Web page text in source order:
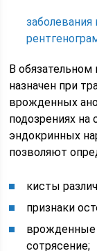
В обязательном
назначен при
врожденных
подозрениях на
эндокринных
позволяют
кисты
признаки
врожденные
сотрясение;